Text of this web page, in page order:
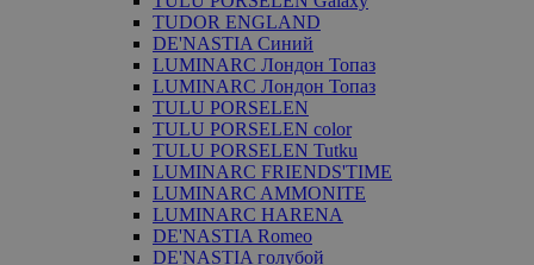
TUDOR ENGLAND
DE'NASTIA Синий
LUMINARC Лондон Топаз
LUMINARC Лондон Топаз
TULU PORSELEN
TULU PORSELEN color
TULU PORSELEN Tutku
LUMINARC FRIENDS'TIME
LUMINARC AMMONITE
LUMINARC HARENA
DE'NASTIA Romeo
DE'NASTIA голубой